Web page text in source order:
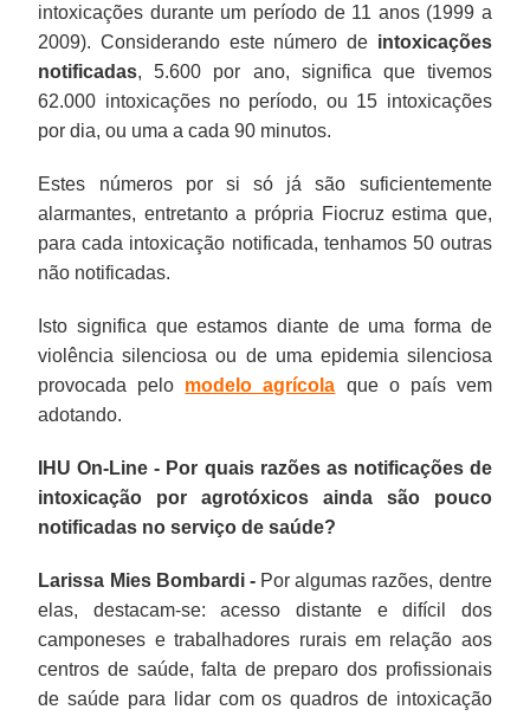
intoxicações durante um período de 11 anos (1999 a
2009). Considerando este número de intoxicações
notificadas, 5.600 por ano, significa que tivemos
62.000 intoxicações no período, ou 15 intoxicações
por dia, ou uma a cada 90 minutos.
Estes números por si só já são suficientemente
alarmantes, entretanto a própria Fiocruz estima que,
para cada intoxicação notificada, tenhamos 50 outras
não notificadas.
Isto significa que estamos diante de uma forma de
violência silenciosa ou de uma epidemia silenciosa
provocada pelo modelo agrícola que o país vem
adotando.
IHU On-Line - Por quais razões as notificações de
intoxicação por agrotóxicos ainda são pouco
notificadas no serviço de saúde?
Larissa Mies Bombardi -Por algumas razões, dentre
elas, destacam-se: acesso distante e difícil dos
camponeses e trabalhadores rurais em relação aos
centros de saúde, falta de preparo dos profissionais
de saúde para lidar com os quadros de intoxicação